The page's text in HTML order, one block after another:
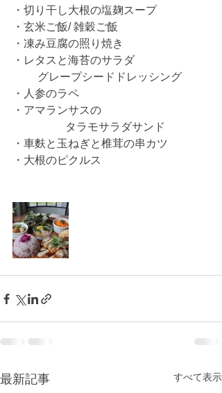
・切り干し大根の塩麹スープ
・玄米ご飯/ 雑穀ご飯
・凍み豆腐の照り焼き
・レタスと海苔のサラダ
         グレープシードドレッシング
・人参のラペ
・アマランサスの
                   タラモサラダサンド
・車麩と玉ねぎと椎茸の串カツ
・大根のピクルス
最新記事 すべて表示